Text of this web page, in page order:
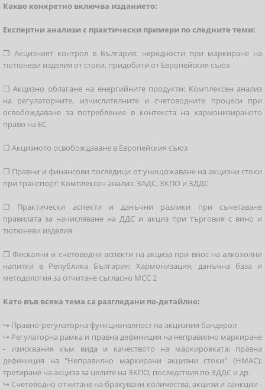
Какво конкретно включва изданието:
Експертни анализи с практически примери по следните теми:
❒ Акцизният контрол в България: нередности при маркиране на
тютюневи изделия от стоки, придобити от Европейския съюз
❒ Акцизно облагане на енергийните продукти: Комплексен анализ
на регулаторните, изчислителните и счетоводните процеси при
освобождаване за потребление в контекста на хармонизираното
право на ЕС
❒ Акцизното освобождаване в Европейския съюз
❒ Правни и финансови последици от унищожаване на акцизни стоки
при транспорт: Комплексен анализ: ЗАДС, ЗКПО и ЗДДС
❒ Практически аспекти и данъчни разлики при съчетаване
правилата за начисляване на ДДС и акциз при търговия с вино и
тютюневи изделия
❒ Фискални и счетоводни аспекти на акциза при внос на алкохолни
напитки в Република България: Хармонизация, данъчна база и
методология за отчитане съгласно МСС 2
Като във всяка тема са разгледани по-детайлно:
↪ Правно-регулаторна функционалност на акцизния бандерол
↪ Регулаторна рамка и правна дефиниция на неправилно маркиране
- изисквания към вида и качеството на маркировката; правна
дефиниция на "Неправилно маркирани акцизни стоки" (НМАС);
третиране на акциза за целите на ЗКПО; последствия по ЗДДС и др.
↪ Счетоводно отчитане на бракувани количества, акцизи и санкции -